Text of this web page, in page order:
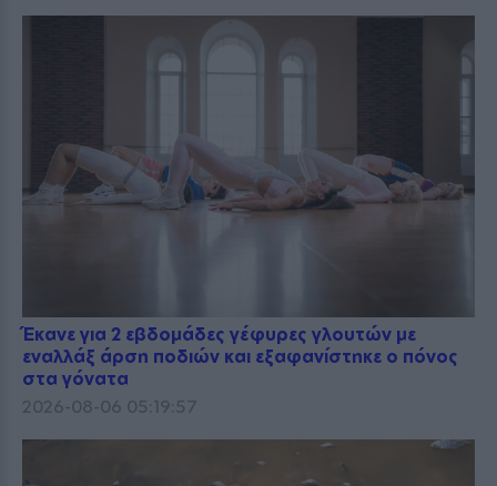
Έκανε για 2 εβδομάδες γέφυρες γλουτών με
εναλλάξ άρση ποδιών και εξαφανίστηκε ο πόνος
στα γόνατα
2026-08-06 05:19:57